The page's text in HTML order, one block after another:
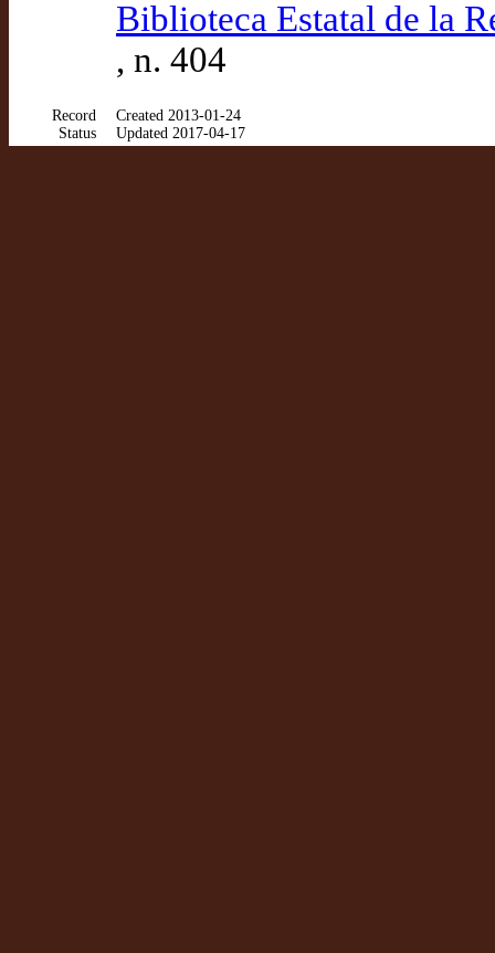
Biblioteca Estatal de la
, n. 404
Record
Status
Created 2013-01-24
Updated 2017-04-17